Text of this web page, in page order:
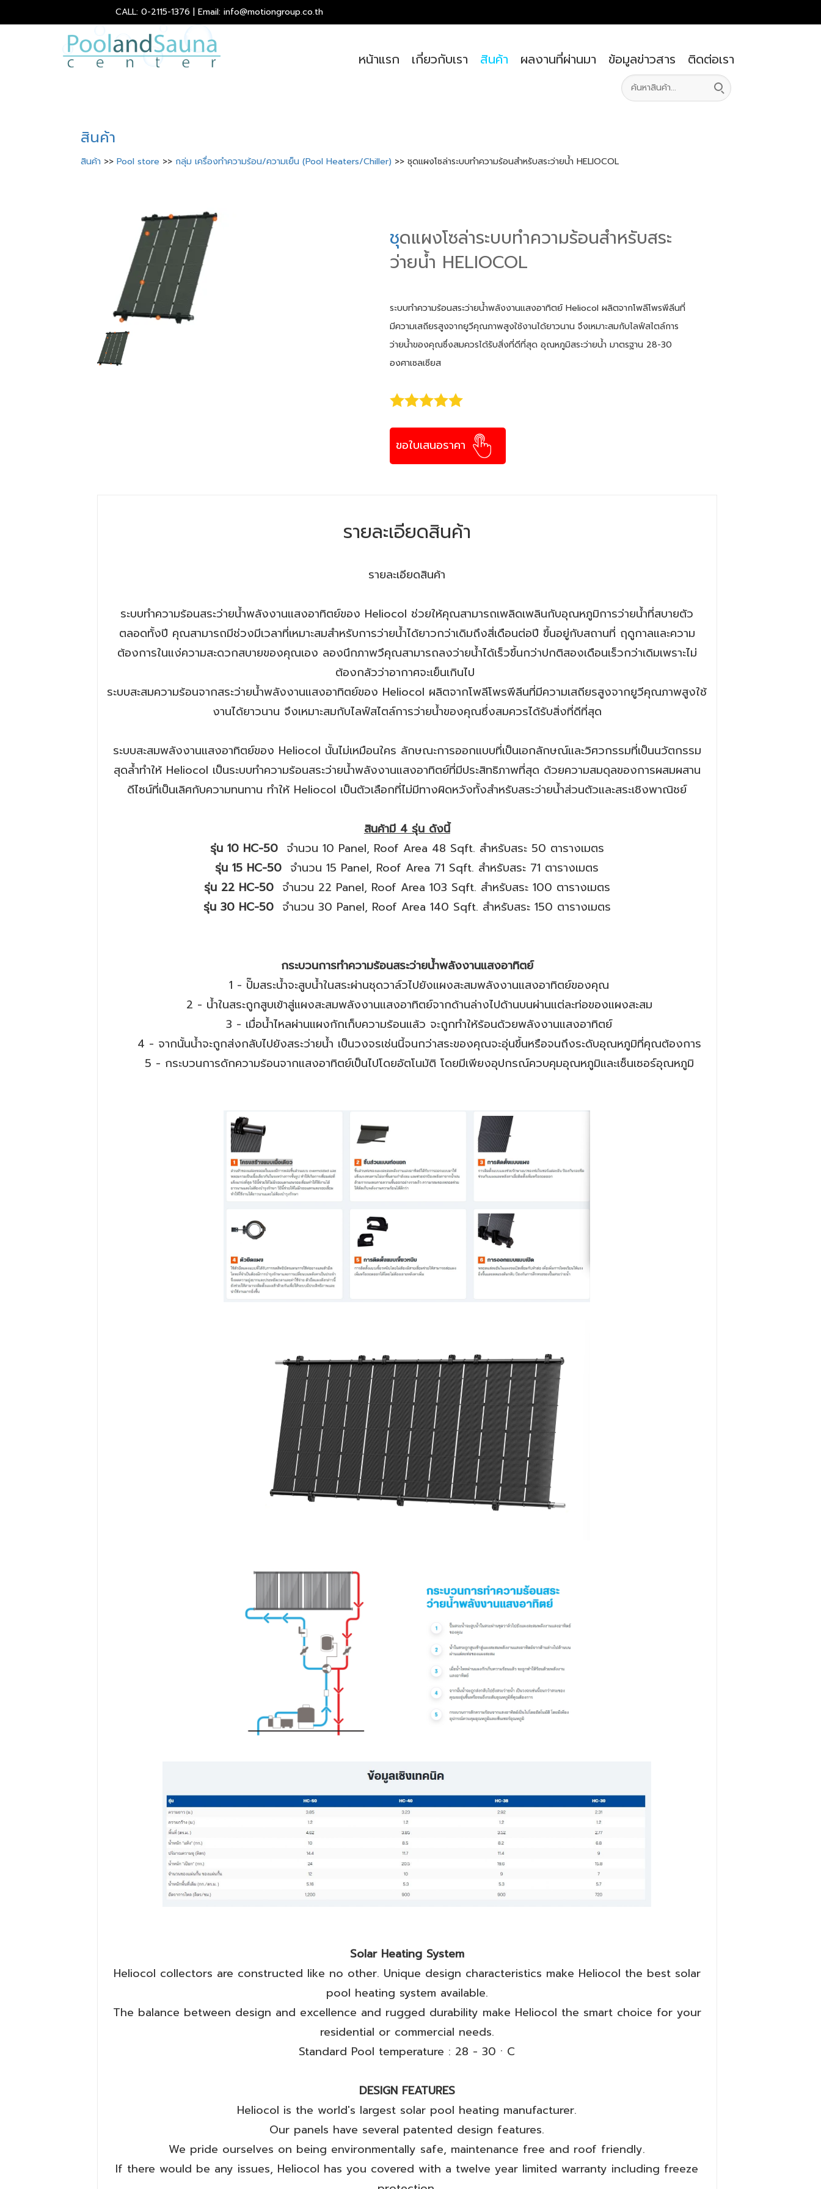
CALL: 0-2115-1376 | Email: info@motiongroup.co.th
หน้าแรก เกี่ยวกับเรา สินค้า ผลงานที่ผ่านมา ข้อมูลข่าวสาร ติดต่อเรา
สินค้า
สินค้า >> Pool store >> กลุ่ม เครื่องทำความร้อน/ความเย็น (Pool Heaters/Chiller) >> ชุดแผงโซล่าระบบทำความร้อนสำหรับสระว่ายน้ำ HELIOCOL
ชุดแผงโซล่าระบบทำความร้อนสำหรับสระ
ว่ายน้ำ HELIOCOL
ระบบทำความร้อนสระว่ายน้ำพลังงานแสงอาทิตย์ Heliocol ผลิตจากโพลีโพรพีลีนที่
มีความเสถียรสูงจากยูวีคุณภาพสูงใช้งานได้ยาวนาน จึงเหมาะสมกับไลฟ์สไตล์การ
ว่ายน้ำของคุณซึ่งสมควรได้รับสิ่งที่ดีที่สุด อุณหภูมิสระว่ายน้ำ มาตรฐาน 28-30
องศาเซลเซียส
ขอใบเสนอราคา
รายละเอียดสินค้า
รายละเอียดสินค้า
ระบบทำความร้อนสระว่ายน้ำพลังงานแสงอาทิตย์ของ Heliocol ช่วยให้คุณสามารถเพลิดเพลินกับอุณหภูมิการว่ายน้ำที่สบายตัว
ตลอดทั้งปี คุณสามารถมีช่วงมีเวลาที่เหมาะสมสำหรับการว่ายน้ำได้ยาวกว่าเดิมถึงสี่เดือนต่อปี ขึ้นอยู่กับสถานที่ ฤดูกาลและความ
ต้องการในแง่ความสะดวกสบายของคุณเอง ลองนึกภาพวึคุณสามารถลงว่ายน้ำได้เร็วขึ้นกว่าปกติสองเดือนเร็วกว่าเดิมเพราะไม่
ต้องกลัวว่าอากาศจะเย็นเกินไป
ระบบสะสมความร้อนจากสระว่ายน้ำพลังงานแสงอาทิตย์ของ Heliocol ผลิตจากโพลีโพรพีลีนที่มีความเสถียรสูงจากยูวีคุณภาพสูงใช้
งานได้ยาวนาน จึงเหมาะสมกับไลฟ์สไตล์การว่ายน้ำของคุณซึ่งสมควรได้รับสิ่งที่ดีที่สุด
ระบบสะสมพลังงานแสงอาทิตย์ของ Heliocol นั้นไม่เหมือนใคร ลักษณะการออกแบบที่เป็นเอกลักษณ์และวิศวกรรมที่เป็นนวัตกรรม
สุดล้ำทำให้ Heliocol เป็นระบบทำความร้อนสระว่ายน้ำพลังงานแสงอาทิตย์ที่มีประสิทธิภาพที่สุด ด้วยความสมดุลของการผสมผสาน
ดีไซน์ที่เป็นเลิศกับความทนทาน ทำให้ Heliocol เป็นตัวเลือกที่ไม่มีทางผิดหวังทั้งสำหรับสระว่ายน้ำส่วนตัวและสระเชิงพาณิชย์
สินค้ามี 4 รุ่น ดังนี้
รุ่น 10 HC-50 จำนวน 10 Panel, Roof Area 48 Sqft. สำหรับสระ 50 ตารางเมตร
รุ่น 15 HC-50 จำนวน 15 Panel, Roof Area 71 Sqft. สำหรับสระ 71 ตารางเมตร
รุ่น 22 HC-50จำนวน 22 Panel, Roof Area 103 Sqft. สำหรับสระ 100 ตารางเมตร
รุ่น 30 HC-50จำนวน 30 Panel, Roof Area 140 Sqft. สำหรับสระ 150 ตารางเมตร
กระบวนการทำความร้อนสระว่ายน้ำพลังงานแสงอาทิตย์
1 - ปั๊มสระน้ำจะสูบน้ำในสระผ่านชุดวาล์วไปยังแผงสะสมพลังงานแสงอาทิตย์ของคุณ
2 - น้ำในสระถูกสูบเข้าสู่แผงสะสมพลังงานแสงอาทิตย์จากด้านล่างไปด้านบนผ่านแต่ละท่อของแผงสะสม
3 - เมื่อน้ำไหลผ่านแผงกักเก็บความร้อนแล้ว จะถูกทำให้ร้อนด้วยพลังงานแสงอาทิตย์
4 - จากนั้นน้ำจะถูกส่งกลับไปยังสระว่ายน้ำ เป็นวงจรเช่นนี้จนกว่าสระของคุณจะอุ่นขึ้นหรือจนถึงระดับอุณหภูมิที่คุณต้องการ
5 - กระบวนการดักความร้อนจากแสงอาทิตย์เป็นไปโดยอัตโนมัติ โดยมีเพียงอุปกรณ์ควบคุมอุณหภูมิและเซ็นเซอร์อุณหภูมิ
Solar Heating System
Heliocol collectors are constructed like no other. Unique design characteristics make Heliocol the best solar
pool heating system available.
The balance between design and excellence and rugged durability make Heliocol the smart choice for your
residential or commercial needs.
Standard Pool temperature : 28 - 30ㆍC
DESIGN FEATURES
Heliocol is the world's largest solar pool heating manufacturer.
Our panels have several patented design features.
We pride ourselves on being environmentally safe, maintenance free and roof friendly.
If there would be any issues, Heliocol has you covered with a twelve year limited warranty including freeze